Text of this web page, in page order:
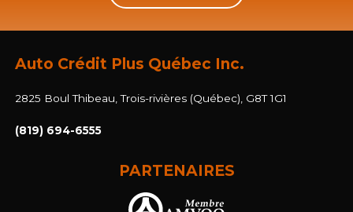
Auto Crédit Plus Québec Inc.
2825 Boul Thibeau, Trois-rivières (Québec), G8T 1G1
(819) 694-6555
PARTENAIRES